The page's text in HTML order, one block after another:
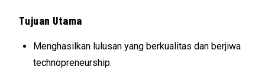
Tujuan Utama
Menghasilkan lulusan yang berkualitas dan berjiwa
technopreneurship.